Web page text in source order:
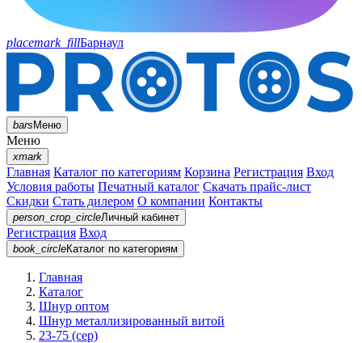
placemark_fillБарнаул
barsМеню
Меню
xmark
Главная Каталог по категориям Корзина Регистрация Вход
Условия работы Печатный каталог Скачать прайс-лист
Скидки Стать дилером О компании Контакты
person_crop_circleЛичный кабинет
Регистрация Вход
book_circleКаталог по категориям
Главная
Каталог
Шнур оптом
Шнур металлизированный витой
23-75 (сер)